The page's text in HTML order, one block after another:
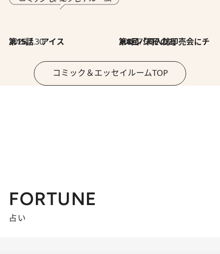
2026.7.30
第15話 アイス 2026.7.30
第8回「同人誌即売会にチャレンジ その2」
コミック＆エッセイルームTOP
FORTUNE
占い